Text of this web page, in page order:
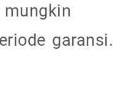
garansi.